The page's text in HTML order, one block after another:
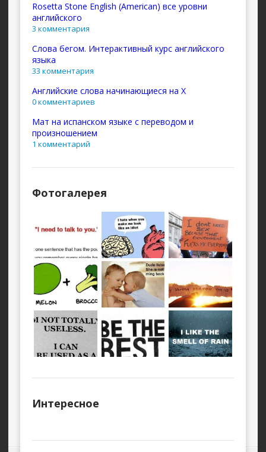
Rosetta Stone English (American) все уровни
английского
3 комментария
Слова бегом. Интерактивный курс английского
языка
33 комментария
Английские слова начинающиеся на X
0 комментариев
Мат на испанском языке с переводом и
произношением
1 комментарий
Фотогалерея
Интересное